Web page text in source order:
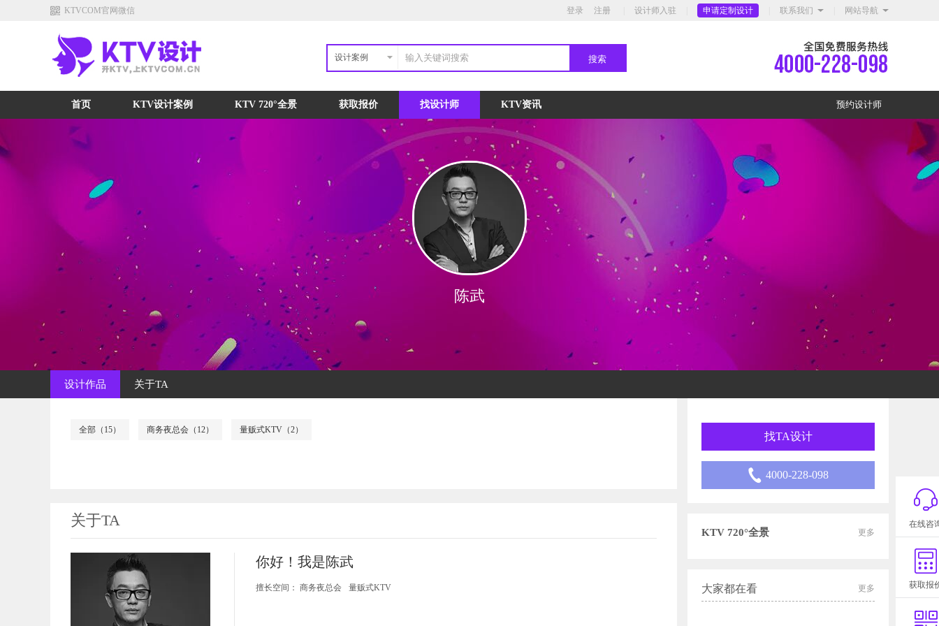
登录 注册 设计师入驻 申请定制设计 联系我们 网站导航
KTVCOM官网微信
设计案例
首页 KTV设计案例 KTV 720°全景 获取报价 找设计师 KTV资讯 预约设计师
陈武
设计作品 关于TA
全部（15） 商务夜总会（12） 量贩式KTV（2）
关于TA
你好！我是陈武
擅长空间： 商务夜总会 量贩式KTV
找TA设计
4000-228-098
更多
KTV 720°全景
更多
大家都在看
在线咨
获取报